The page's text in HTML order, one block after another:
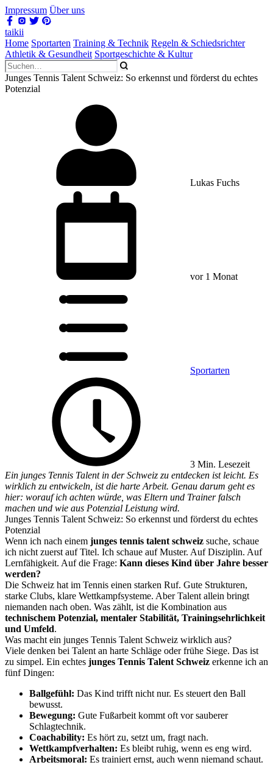
Impressum Über uns
taikii
Home Sportarten Training & Technik Regeln & Schiedsrichter
Athletik & Gesundheit Sportgeschichte & Kultur
Junges Tennis Talent Schweiz: So erkennst und förderst du echtes
Potenzial
Lukas Fuchs
vor 1 Monat
Sportarten
3 Min. Lesezeit
Ein junges Tennis Talent in der Schweiz zu entdecken ist leicht. Es
wirklich zu entwickeln, ist die harte Arbeit. Genau darum geht es
hier: worauf ich achten würde, was Eltern und Trainer falsch
machen und wie aus Potenzial Leistung wird.
Junges Tennis Talent Schweiz: So erkennst und förderst du echtes
Potenzial
Wenn ich nach einem junges tennis talent schweiz suche, schaue
ich nicht zuerst auf Titel. Ich schaue auf Muster. Auf Disziplin. Auf
Lernfähigkeit. Auf die Frage: Kann dieses Kind über Jahre besser
werden?
Die Schweiz hat im Tennis einen starken Ruf. Gute Strukturen,
starke Clubs, klare Wettkampfsysteme. Aber Talent allein bringt
niemanden nach oben. Was zählt, ist die Kombination aus
technischem Potenzial, mentaler Stabilität, Trainingsehrlichkeit
und Umfeld.
Was macht ein junges Tennis Talent Schweiz wirklich aus?
Viele denken bei Talent an harte Schläge oder frühe Siege. Das ist
zu simpel. Ein echtes junges Tennis Talent Schweiz erkenne ich an
fünf Dingen:
Ballgefühl: Das Kind trifft nicht nur. Es steuert den Ball
bewusst.
Bewegung: Gute Fußarbeit kommt oft vor sauberer
Schlagtechnik.
Coachability: Es hört zu, setzt um, fragt nach.
Wettkampfverhalten: Es bleibt ruhig, wenn es eng wird.
Arbeitsmoral: Es trainiert ernst, auch wenn niemand schaut.